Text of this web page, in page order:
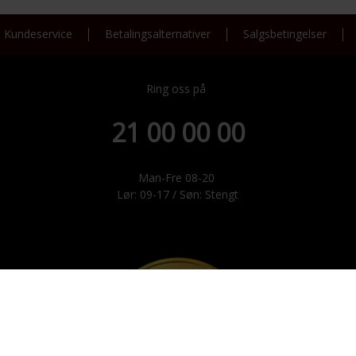
Kundeservice Betalingsalternativer Salgsbetingelser
Ring oss på
21 00 00 00
Man-Fre 08-20
Lør: 09-17 / Søn: Stengt